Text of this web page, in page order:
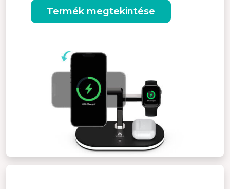
Termék megtekintése